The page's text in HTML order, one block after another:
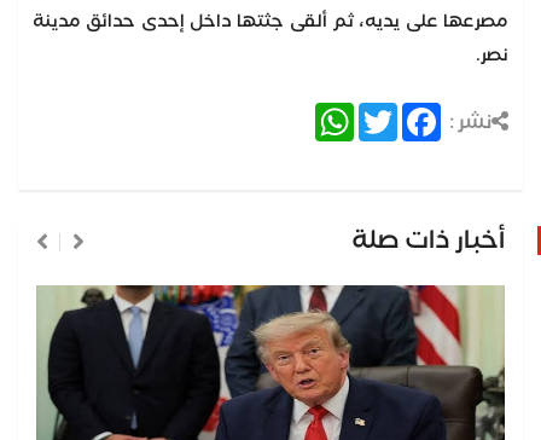
مصرعها على يديه، ثم ألقى جثتها داخل إحدى حدائق مدينة
نصر.
نشر : Facebook
Twitter
WhatsApp
أخبار ذات صلة